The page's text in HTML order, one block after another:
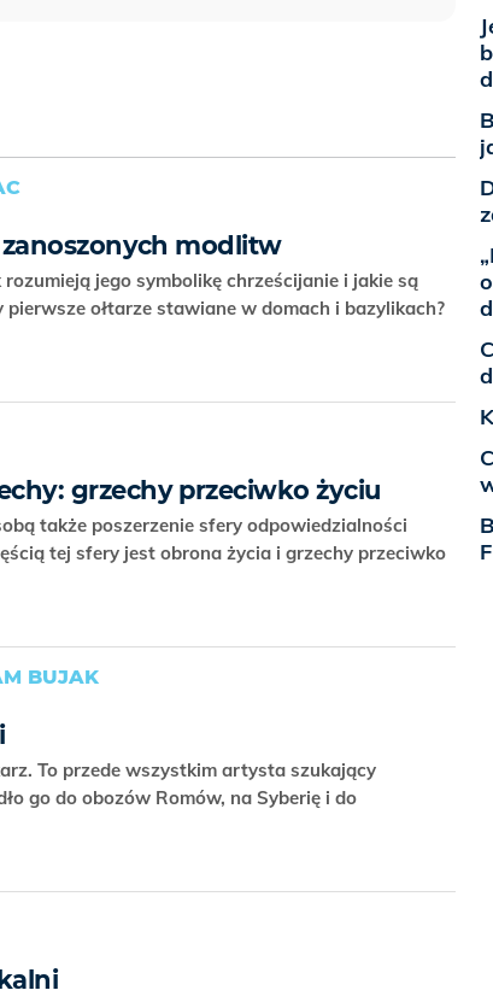
modlitw
jego symbolikę chrześcijanie i jakie są
pierwsze ołtarze stawiane w domach i bazylikach?
grzechy przeciwko życiu
także poszerzenie sfery odpowiedzialności
tej sfery jest obrona życia i grzechy przeciwko
BUJAK
To przede wszystkim artysta szukający
go do obozów Romów, na Syberię i do